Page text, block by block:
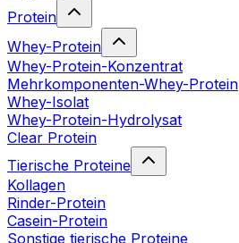
Protein
Whey-Protein
Whey-Protein-Konzentrat
Mehrkomponenten-Whey-Protein
Whey-Isolat
Whey-Protein-Hydrolysat
Clear Protein
Tierische Proteine
Kollagen
Rinder-Protein
Casein-Protein
Sonstige tierische Proteine